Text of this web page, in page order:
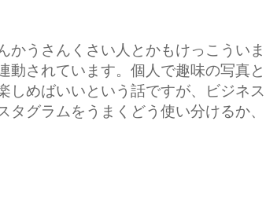
うさんくさい人とかもけっこういま
されています。個人で趣味の写真と
しめばいいという話ですが、ビジネス
グラムをうまくどう使い分けるか、